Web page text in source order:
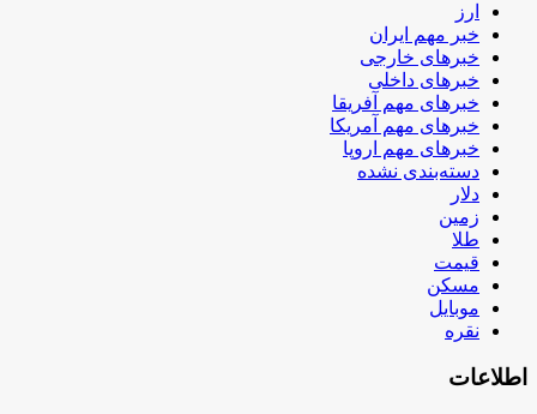
ارز
خبر مهم ایران
خبرهای خارجی
خبرهای داخلی
خبرهای مهم آفریقا
خبرهای مهم آمریکا
خبرهای مهم اروپا
دسته‌بندی نشده
دلار
زمین
طلا
قیمت
مسکن
موبایل
نقره
اطلاعات